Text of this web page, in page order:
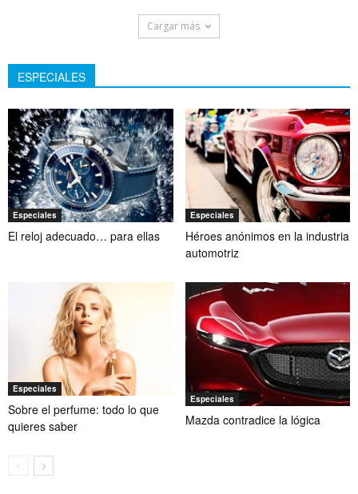
Cargar más
ESPECIALES
Especiales
El reloj adecuado… para ellas
Especiales
Héroes anónimos en la industria
automotriz
Especiales
Sobre el perfume: todo lo que
quieres saber
Especiales
Mazda contradice la lógica